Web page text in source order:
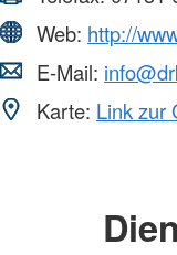
Web: http://
E-Mail:
Karte: Link zur